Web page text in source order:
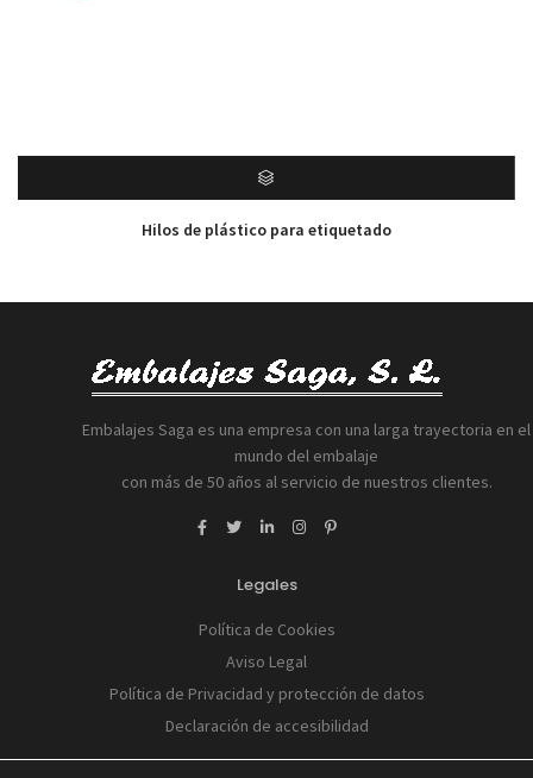
Hilos de plástico para etiquetado
Embalajes Saga es una empresa con una larga trayectoria en el
mundo del embalaje
con más de 50 años al servicio de nuestros clientes.
Legales
Política de Cookies
Aviso Legal
Política de Privacidad y protección de datos
Declaración de accesibilidad